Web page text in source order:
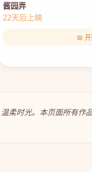
酱园弄
22天后上映
📅
柔时光。本页面所有